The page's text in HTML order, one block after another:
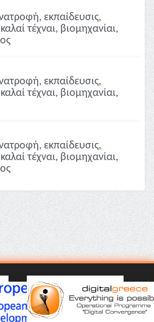
εκπαίδευσις,
τέχναι, βιομηχανίαι,
εκπαίδευσις,
τέχναι, βιομηχανίαι,
εκπαίδευσις,
τέχναι, βιομηχανίαι,